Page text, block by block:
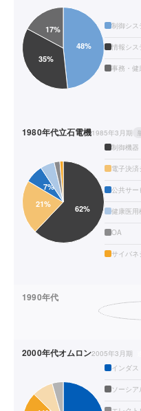
制御シス
情報シス
事務・健
1980年代立石電機1985年3月期
制御機器
電子決済
公共サー
健康医用
OA
サイバネ
1990年代
2000年代オムロン2005年3月期
ソーシ